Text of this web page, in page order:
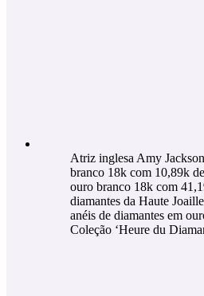
Atriz inglesa Amy
branco 18k com 10,89k
ouro branco 18k com
diamantes da Haute
anéis de diamantes em
Coleção ‘Heure du